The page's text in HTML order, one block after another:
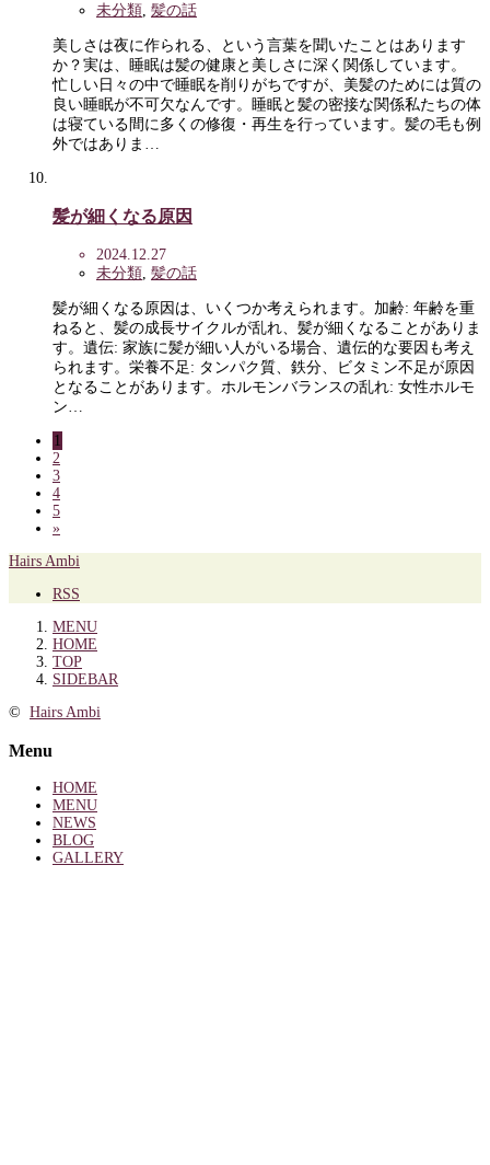
未分類 髪の話
美しさは夜に作られる、という言葉を聞いたことはあります
か？実は、睡眠は髪の健康と美しさに深く関係しています。
忙しい日々の中で睡眠を削りがちですが、美髪のためには質の
良い睡眠が不可欠なんです。睡眠と髪の密接な関係私たちの体
は寝ている間に多くの修復・再生を行っています。髪の毛も例
外ではありま…
髪が細くなる原因
2024.12.27
未分類, 髪の話
髪が細くなる原因は、いくつか考えられます。加齢: 年齢を重
ねると、髪の成長サイクルが乱れ、髪が細くなることがありま
す。遺伝: 家族に髪が細い人がいる場合、遺伝的な要因も考え
られます。栄養不足: タンパク質、鉄分、ビタミン不足が原因
となることがあります。ホルモンバランスの乱れ: 女性ホルモ
ン…
1
2
3
4
5
»
Hairs Ambi
RSS
MENU
HOME
TOP
SIDEBAR
© Hairs Ambi
Menu
HOME
MENU
NEWS
BLOG
GALLERY